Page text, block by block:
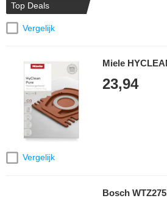
Top Deals
Vergelijk
Vergelijk
Miele
23,94
Bosch